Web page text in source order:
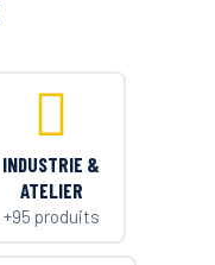
INDUSTRIE &
ATELIER
+95 produits